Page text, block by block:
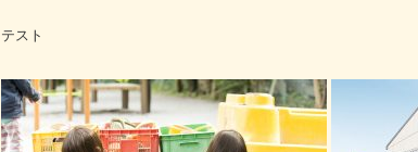
テスト